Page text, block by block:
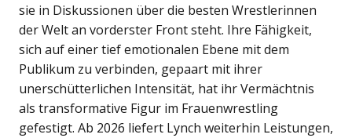
sie in Diskussionen über die besten Wrestlerinnen
der Welt an vorderster Front steht. Ihre Fähigkeit,
sich auf einer tief emotionalen Ebene mit dem
Publikum zu verbinden, gepaart mit ihrer
unerschütterlichen Intensität, hat ihr Vermächtnis
als transformative Figur im Frauenwrestling
gefestigt. Ab 2026 liefert Lynch weiterhin Leistungen,